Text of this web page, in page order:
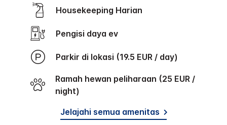
Housekeeping Harian
Pengisi daya ev
Parkir di lokasi (19.5 EUR / day)
Ramah hewan peliharaan (25 EUR /
night)
Jelajahi semua amenitas